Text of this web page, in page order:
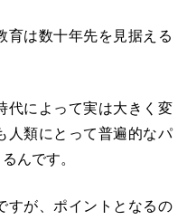
育は数十年先を見据える
代によって実は大きく変
人類にとって普遍的なパ
んです。
すが、ポイントとなるの